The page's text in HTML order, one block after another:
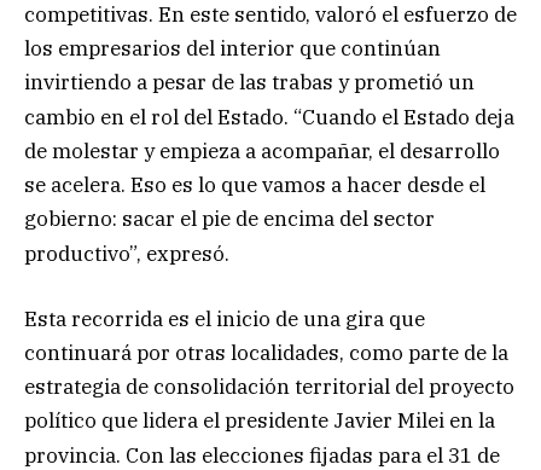
competitivas. En este sentido, valoró el esfuerzo de
los empresarios del interior que continúan
invirtiendo a pesar de las trabas y prometió un
cambio en el rol del Estado. “Cuando el Estado deja
de molestar y empieza a acompañar, el desarrollo
se acelera. Eso es lo que vamos a hacer desde el
gobierno: sacar el pie de encima del sector
productivo”, expresó.
Esta recorrida es el inicio de una gira que
continuará por otras localidades, como parte de la
estrategia de consolidación territorial del proyecto
político que lidera el presidente Javier Milei en la
provincia. Con las elecciones fijadas para el 31 de